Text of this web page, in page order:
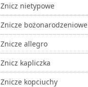
Znicz nietypowe
Znicze bożonarodzeniowe
Znicze allegro
Znicz kapliczka
Znicze kopciuchy